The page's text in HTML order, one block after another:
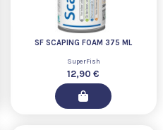
SF SCAPING FOAM 375 ML
SuperFish
12,90 €